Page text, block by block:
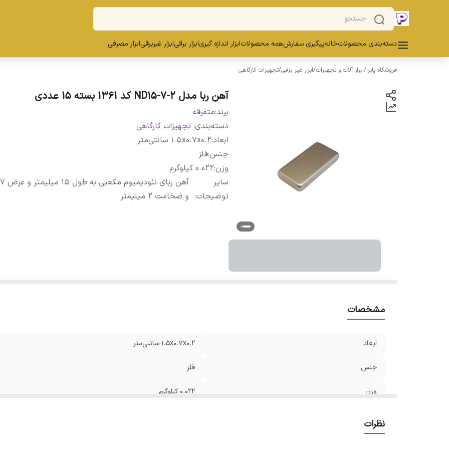
دسته‌بندی محصولاتخانهپیگیری سفارشهمه محصولاتابزار اندازه گیریابزار برقیابزار غیربرقیابزار مصرفی
فروشگاه پابرا/ابزار آلات و تجهیزات/ابزار غیر برقی/تجهیزات کارگاهی
آهن ربا مدل ND15-7-2 کد ۱۳۶۱ بسته ۱۵ عددی
برند:متفرقه
دسته‌بندی: تجهیزات کارگاهی
ابعاد:1.5x0.7x0.2 سانتی‌متر
جنس:فلز
وزن:0.022 کیلوگرم
سایر
توضیحات: و ضخامت ۲ میلیمتر
مشخصات
ابعاد 1.5x0.7x0.2 سانتی‌متر
جنس فلز
وزن 0.022 کیلوگرم
نظرات